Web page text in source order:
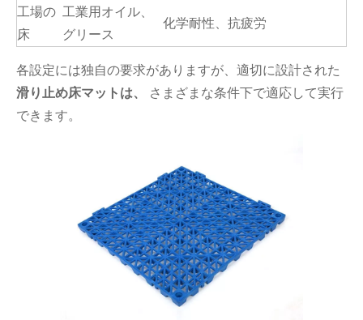
工場の
床
工業用オイル、
グリース
化学耐性、抗疲労
各設定には独自の要求がありますが、適切に設計された
滑り止め床マットは、
さまざまな条件下で適応して実行
できます。